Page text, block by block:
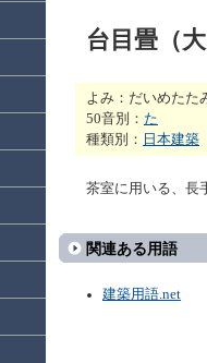
台目畳（
よみ：だいめたた
50音別： た
種類別： 日本建築
茶室に用いる、長
関連ある用語
建築用語.net